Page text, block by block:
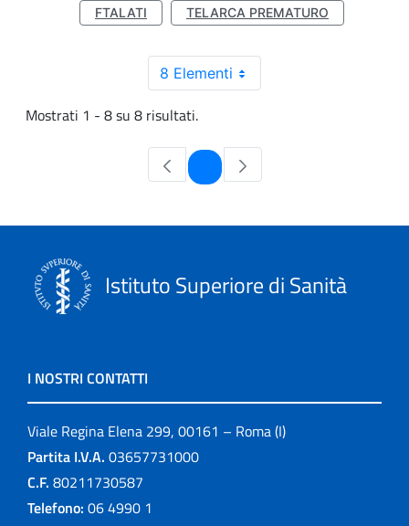
FTALATI
TELARCA PREMATURO
8 Elementi
Mostrati 1 - 8 su 8 risultati.
Pagina
Istituto Superiore di Sanità
I NOSTRI CONTATTI
Viale Regina Elena 299, 00161 – Roma (I)
Partita I.V.A. 03657731000
C.F. 80211730587
Telefono: 06 4990 1